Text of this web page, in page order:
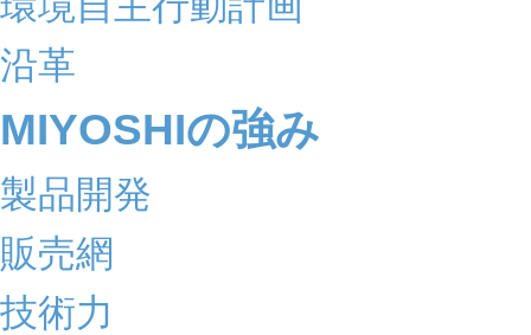
沿革
MIYOSHIの強み
製品開発
販売網
技術力